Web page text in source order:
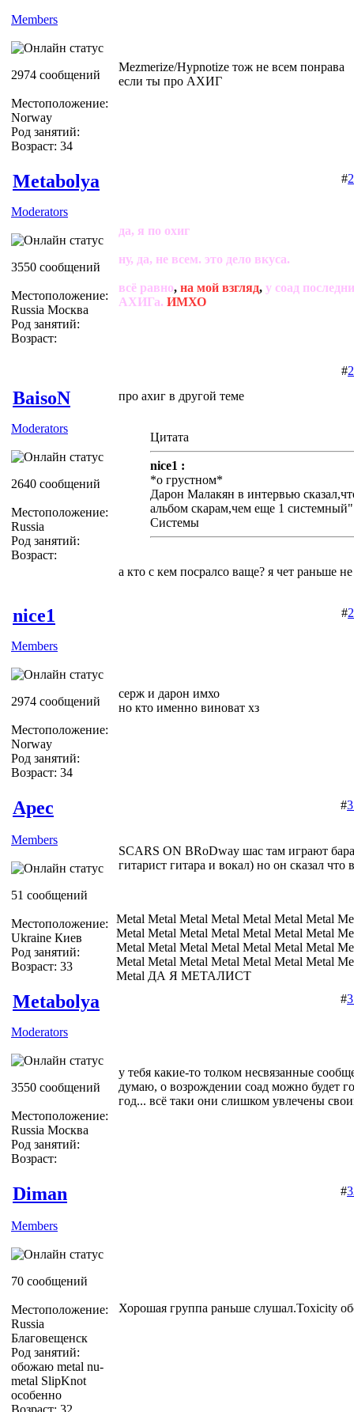
Members
2974 сообщений
Местоположение:
Norway
Род занятий:
Возраст: 34
Mezmerize/Hypnotize тож не всем понрава
если ты про АХИГ
Metabolya
Moderators
3550 сообщений
Местоположение:
Russia Москва
Род занятий:
Возраст:
#
да, я по охиг
ну, да, не всем. это дело вкуса.
всё равно, на мой взгляд, у соад
АХИГа. ИМХО
BaisoN
Moderators
2640 сообщений
Местоположение:
Russia
Род занятий:
Возраст:
#
про ахиг в другой теме
Цитата
nice1 :
*о грустном*
Дарон Малакян в интервью
альбом скарам,чем еще 1
Системы
а кто с кем посралсо ваще? я чет раньше
nice1
Members
2974 сообщений
Местоположение:
Norway
Род занятий:
Возраст: 34
#
серж и дарон имхо
но кто именно виноват хз
Apec
Members
51 сообщений
Местоположение:
Ukraine Киев
Род занятий:
Возраст: 33
#
SCARS ON BRoDway шас там играют
гитарист гитара и вокал) но он сказал что
Metal Metal Metal Metal Metal Metal Metal
Metal Metal Metal Metal Metal Metal Metal
Metal Metal Metal Metal Metal Metal Metal
Metal Metal Metal Metal Metal Metal Metal
Metal ДА Я МЕТАЛИСТ
Metabolya
Moderators
3550 сообщений
Местоположение:
Russia Москва
Род занятий:
Возраст:
#
у тебя какие-то толком несвязанные
думаю, о возрождении соад можно будет
год... всё таки они слишком увлечены
Diman
Members
70 сообщений
Местоположение:
Russia
Благовещенск
Род занятий:
обожаю metal nu-
metal SlipKnot
особенно
Возраст: 32
#
Хорошая группа раньше слушал.Toxicity